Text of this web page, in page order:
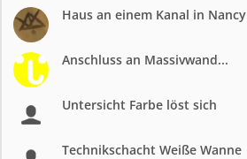
Haus an einem Kanal in Nancy
Anschluss an Massivwand...
Untersicht Farbe löst sich
Technikschacht Weiße Wanne